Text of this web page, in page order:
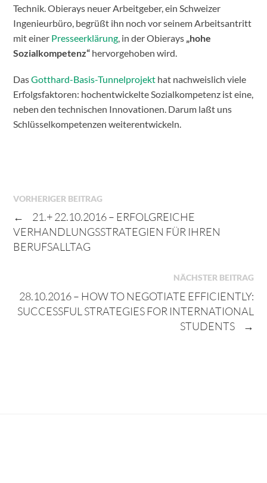
Technik. Obierays neuer Arbeitgeber, ein Schweizer
Ingenieurbüro, begrüßt ihn noch vor seinem Arbeitsantritt
mit einer Presseerklärung , in der Obierays „hohe
Sozialkompetenz“ hervorgehoben wird.
DasGotthard-Basis-Tunnelprojekt hat nachweislich viele
Erfolgsfaktoren: hochentwickelte Sozialkompetenz ist eine,
neben den technischen Innovationen. Darum laßt uns
Schlüsselkompetenzen weiterentwickeln.
VORHERIGER BEITRAG
←
21.+ 22.10.2016 – ERFOLGREICHE
VERHANDLUNGSSTRATEGIEN FÜR IHREN
BERUFSALLTAG
NÄCHSTER BEITRAG
28.10.2016 – HOW TO NEGOTIATE EFFICIENTLY:
SUCCESSFUL STRATEGIES FOR INTERNATIONAL
STUDENTS
→